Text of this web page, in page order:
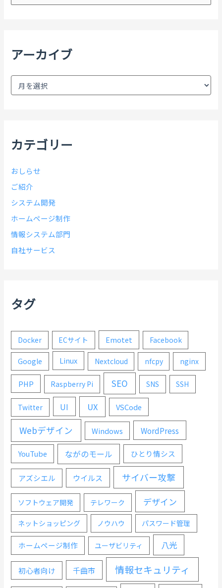
アーカイブ
ア
カテゴリー
おしらせ
ご紹介
システム開発
ホームページ制作
情報システム部門
自社サービス
タグ
Docker ECサイト Emotet Facebook
Google Linux Nextcloud nfcpy nginx
PHP Raspberry Pi SEO SNS SSH
Twitter UI UX VSCode
Webデザイン Windows WordPress
YouTube ながのモール ひとり情シス
アズシエル ウイルス サイバー攻撃
ソフトウェア開発 テレワーク デザイン
ネットショッピング ノウハウ パスワード管理
ホームページ制作 ユーザビリティ 八光
初心者向け 千曲市 情報セキュリティ